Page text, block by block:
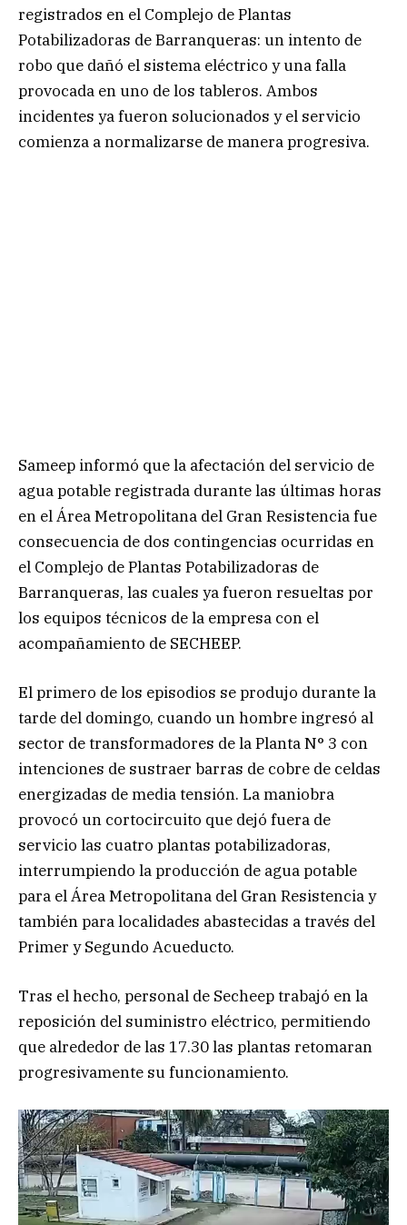
registrados en el Complejo de Plantas
Potabilizadoras de Barranqueras: un intento de
robo que dañó el sistema eléctrico y una falla
provocada en uno de los tableros. Ambos
incidentes ya fueron solucionados y el servicio
comienza a normalizarse de manera progresiva.
Sameep informó que la afectación del servicio de
agua potable registrada durante las últimas horas
en el Área Metropolitana del Gran Resistencia fue
consecuencia de dos contingencias ocurridas en
el Complejo de Plantas Potabilizadoras de
Barranqueras, las cuales ya fueron resueltas por
los equipos técnicos de la empresa con el
acompañamiento de SECHEEP.
El primero de los episodios se produjo durante la
tarde del domingo, cuando un hombre ingresó al
sector de transformadores de la Planta N° 3 con
intenciones de sustraer barras de cobre de celdas
energizadas de media tensión. La maniobra
provocó un cortocircuito que dejó fuera de
servicio las cuatro plantas potabilizadoras,
interrumpiendo la producción de agua potable
para el Área Metropolitana del Gran Resistencia y
también para localidades abastecidas a través del
Primer y Segundo Acueducto.
Tras el hecho, personal de Secheep trabajó en la
reposición del suministro eléctrico, permitiendo
que alrededor de las 17.30 las plantas retomaran
progresivamente su funcionamiento.